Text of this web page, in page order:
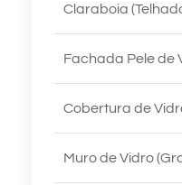
Claraboia
Fachada Pele de
Cobertura de
Muro de Vidro